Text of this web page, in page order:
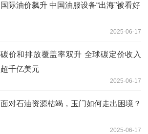
国际油价飙升 中国油服设备“出海”被看好
2025-06-17
碳价和排放覆盖率双升 全球碳定价收入
超千亿美元
2025-06-17
面对石油资源枯竭，玉门如何走出困境？
2025-06-17